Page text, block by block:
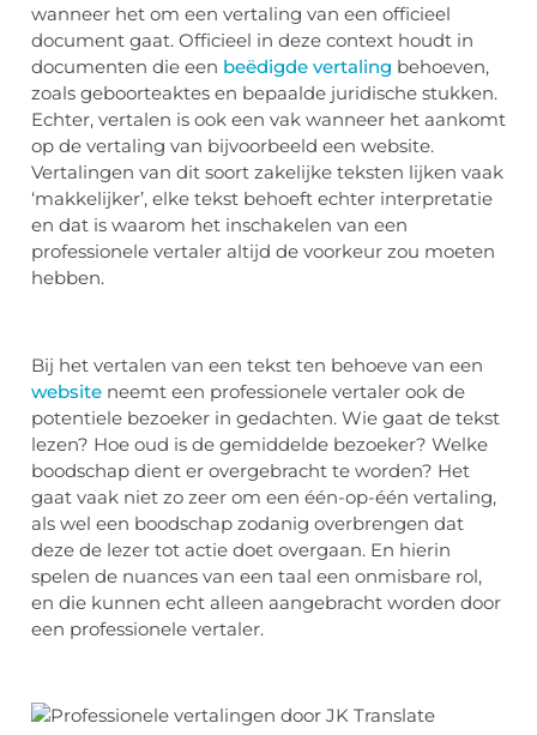
wanneer het om een vertaling van een officieel
document gaat. Officieel in deze context houdt in
documenten die een beëdigde vertaling behoeven,
zoals geboorteaktes en bepaalde juridische stukken.
Echter, vertalen is ook een vak wanneer het aankomt
op de vertaling van bijvoorbeeld een website.
Vertalingen van dit soort zakelijke teksten lijken vaak
‘makkelijker’, elke tekst behoeft echter interpretatie
en dat is waarom het inschakelen van een
professionele vertaler altijd de voorkeur zou moeten
hebben.
Bij het vertalen van een tekst ten behoeve van een
website neemt een professionele vertaler ook de
potentiele bezoeker in gedachten. Wie gaat de tekst
lezen? Hoe oud is de gemiddelde bezoeker? Welke
boodschap dient er overgebracht te worden? Het
gaat vaak niet zo zeer om een één-op-één vertaling,
als wel een boodschap zodanig overbrengen dat
deze de lezer tot actie doet overgaan. En hierin
spelen de nuances van een taal een onmisbare rol,
en die kunnen echt alleen aangebracht worden door
een professionele vertaler.